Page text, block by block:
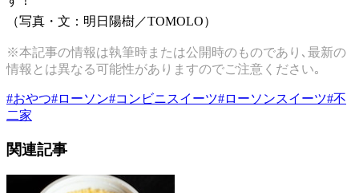
（写真・文：明日陽樹／TOMOLO）
※本記事の情報は執筆時または公開時のものであり､最新の
情報とは異なる可能性がありますのでご注意ください｡
#おやつ#ローソン#コンビニスイーツ#ローソンスイーツ#不
二家
関連記事